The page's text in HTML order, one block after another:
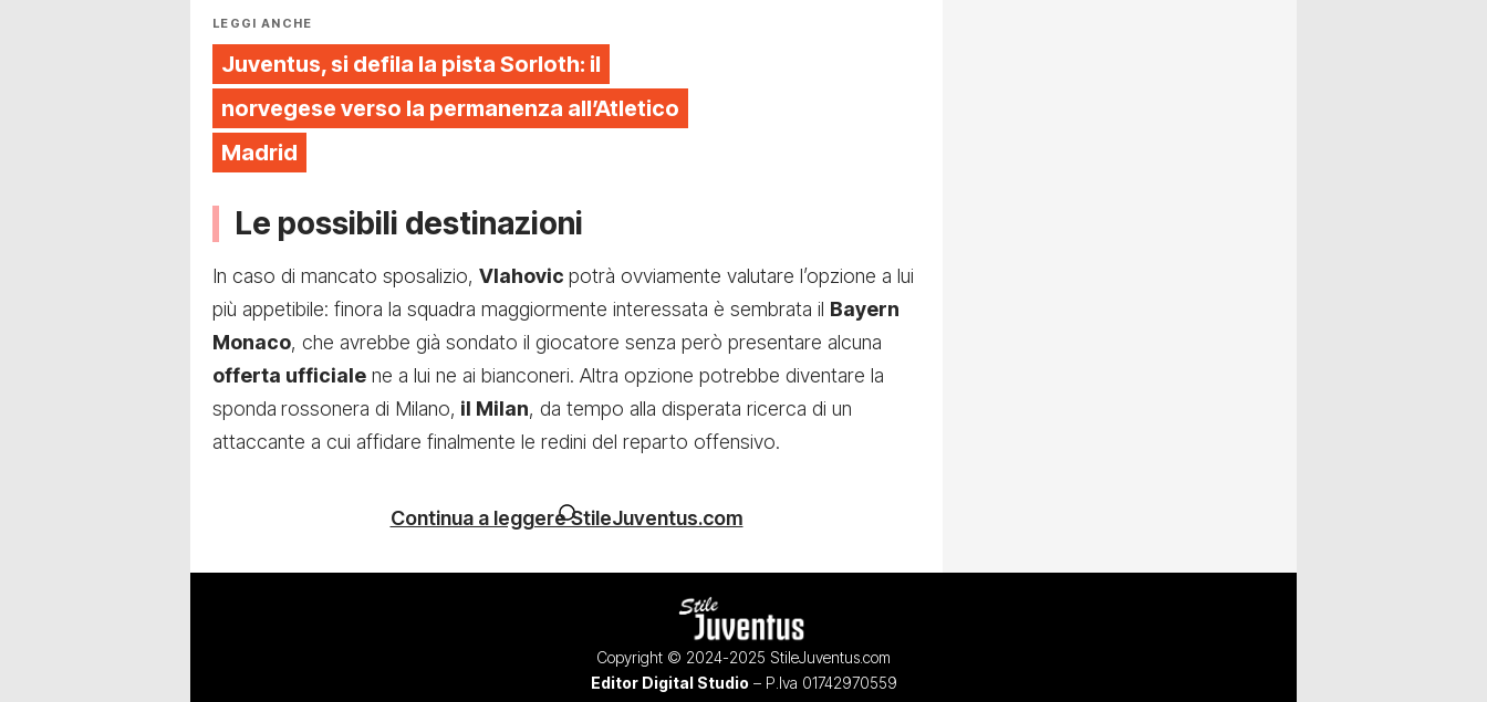
LEGGI ANCHE
Juventus, si defila la pista Sorloth: il
norvegese verso la permanenza all’Atletico
Madrid
Le possibili destinazioni
In caso di mancato sposalizio, Vlahovic potrà ovviamente valutare l’opzione a lui
più appetibile: finora la squadra maggiormente interessata è sembrata il Bayern
Monaco, che avrebbe già sondato il giocatore senza però presentare alcuna
offerta ufficiale ne a lui ne ai bianconeri. Altra opzione potrebbe diventare la
sponda rossonera di Milano, il Milan, da tempo alla disperata ricerca di un
attaccante a cui affidare finalmente le redini del reparto offensivo.
Continua a leggere StileJuventus.com
Copyright © 2024-2025 StileJuventus.com
Editor Digital Studio – P.Iva 01742970559